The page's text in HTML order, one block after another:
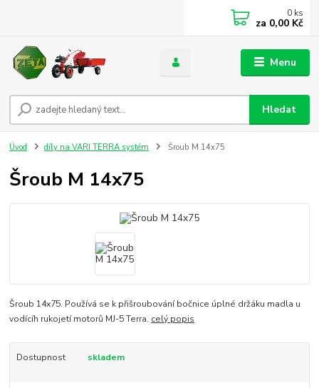
Menu
Hledat
0 ks
za 0,00 Kč
Úvod díly na VARI TERRA systém Šroub M 14x75
Šroub M 14x75
Šroub 14x75. Používá se k přišroubování bočnice úplné držáku madla u
vodícíh rukojetí motorů MJ-5 Terra. celý popis
Dostupnost skladem